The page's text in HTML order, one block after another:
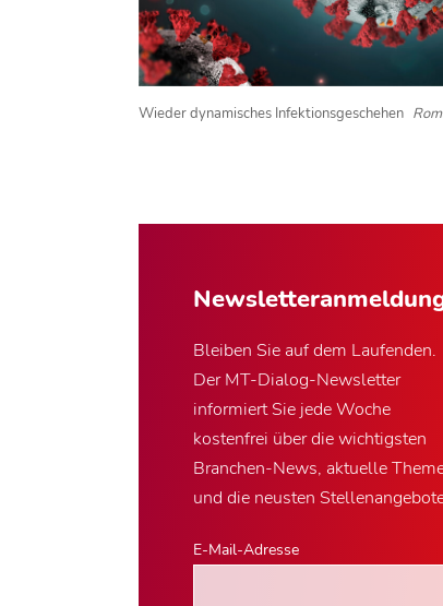
Wieder dynamisches Infektionsgeschehen
Bleiben Sie auf dem Laufenden.
Der MT-Dialog-Newsletter
informiert Sie jede Woche
kostenfrei über die wichtigsten
Branchen-News, aktuelle
und die neusten
E-Mail-Adresse